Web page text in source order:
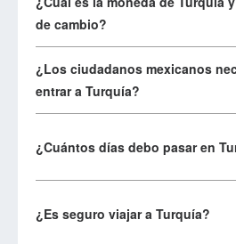
de cambio?
¿Los ciudadanos mexicanos
entrar a Turquía?
¿Cuántos días debo pasar en
¿Es seguro viajar a Turquía?